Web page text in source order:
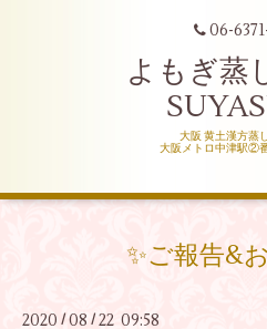
06-
よもぎ蒸
大阪 黄土漢方蒸
大阪メトロ中津駅②
✨ご報告&
2020 /08 / 22 09:58